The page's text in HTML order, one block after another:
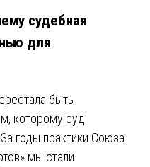
судебная
для
быть
которому суд
годы практики Союза
мы стали